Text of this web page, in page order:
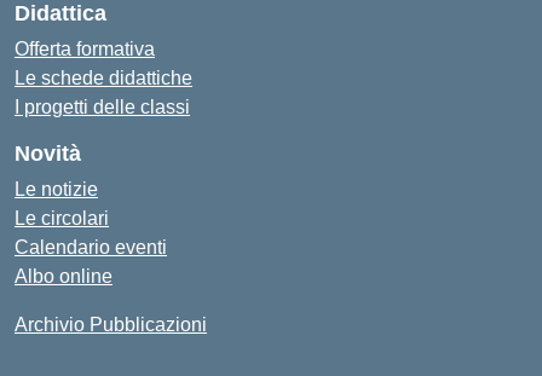
Didattica
Offerta formativa
Le schede didattiche
I progetti delle classi
Novità
Le notizie
Le circolari
Calendario eventi
Albo online
Archivio Pubblicazioni